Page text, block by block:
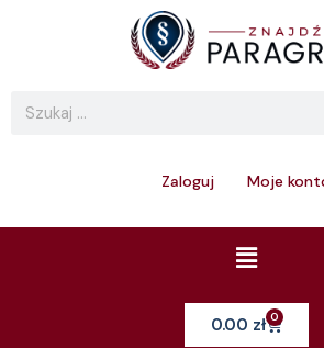
Search
Zaloguj Moje
Menu
0.00 zł 0Cart